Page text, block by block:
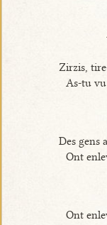
Zirzis,
As-tu
Des gens
Ont
Ont